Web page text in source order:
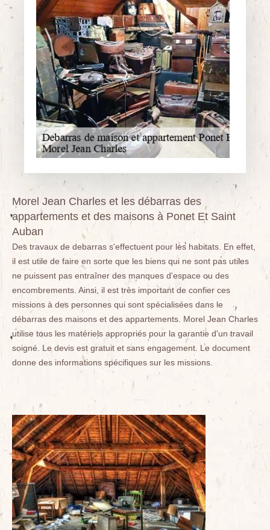
Morel Jean Charles et les débarras des
appartements et des maisons à Ponet Et Saint
Auban
Des travaux de debarras s'effectuent pour les habitats. En effet,
il est utile de faire en sorte que les biens qui ne sont pas utiles
ne puissent pas entraîner des manques d'espace ou des
encombrements. Ainsi, il est très important de confier ces
missions à des personnes qui sont spécialisées dans le
débarras des maisons et des appartements. Morel Jean Charles
utilise tous les matériels appropriés pour la garantie d'un travail
soigné. Le devis est gratuit et sans engagement. Le document
donne des informations spécifiques sur les missions.